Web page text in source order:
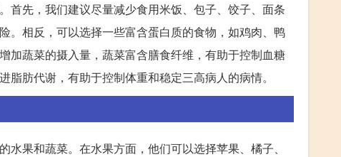
首先，我们建议尽量减少食用米饭、包子、饺子、面条
。相反，可以选择一些富含蛋白质的食物，如鸡肉、鸭
加蔬菜的摄入量，蔬菜富含膳食纤维，有助于控制血糖
肪代谢，有助于控制体重和稳定三高病人的病情。
果和蔬菜。在水果方面，他们可以选择苹果、橘子、